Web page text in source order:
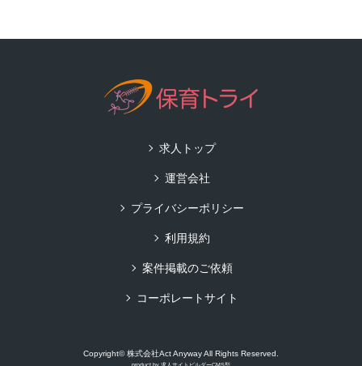
求人トップ
運営会社
プライバシーポリシー
利用規約
案件掲載のご依頼
コーポレートサイト
Copyright© 株式会社Act Anyway All Rights Reserved.
product by 求人サイトビルダーCMS型